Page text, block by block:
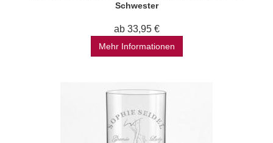
Schwester
ab 33,95 €
Mehr Informationen